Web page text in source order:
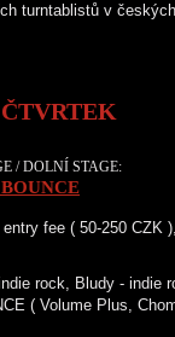
turntablistů v
ČTVRTEK
/ DOLNÍ STAGE:
fee ( 50-250 CZK
rock, Bludy - indie
( Volume Plus,